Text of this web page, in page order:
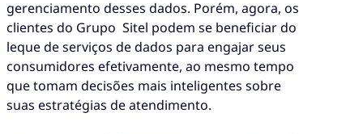
gerenciamento desses dados. Porém, agora, os
clientes do Grupo Sitel podem se beneficiar do
leque de serviços de dados para engajar seus
consumidores efetivamente, ao mesmo tempo
que tomam decisões mais inteligentes sobre
suas estratégias de atendimento.